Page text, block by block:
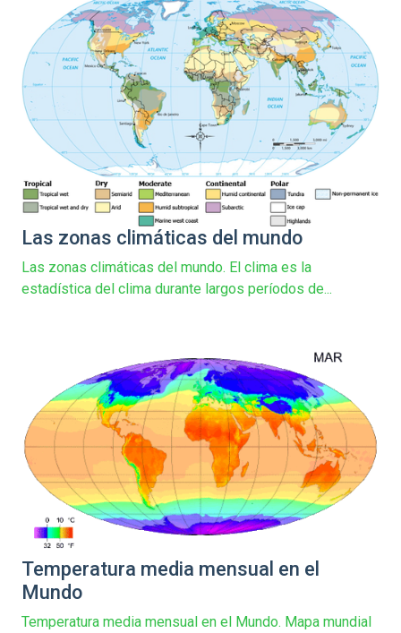
Las zonas climáticas del mundo
Las zonas climáticas del mundo. El clima es la
estadística del clima durante largos períodos de...
Temperatura media mensual en el
Mundo
Temperatura media mensual en el Mundo. Mapa mundial